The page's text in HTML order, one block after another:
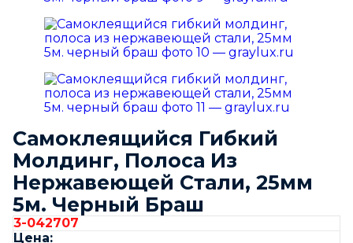
Самоклеящийся Гибкий
Молдинг, Полоса Из
Нержавеющей Стали, 25мм
5м. Черный Браш
3-042707
Цена: